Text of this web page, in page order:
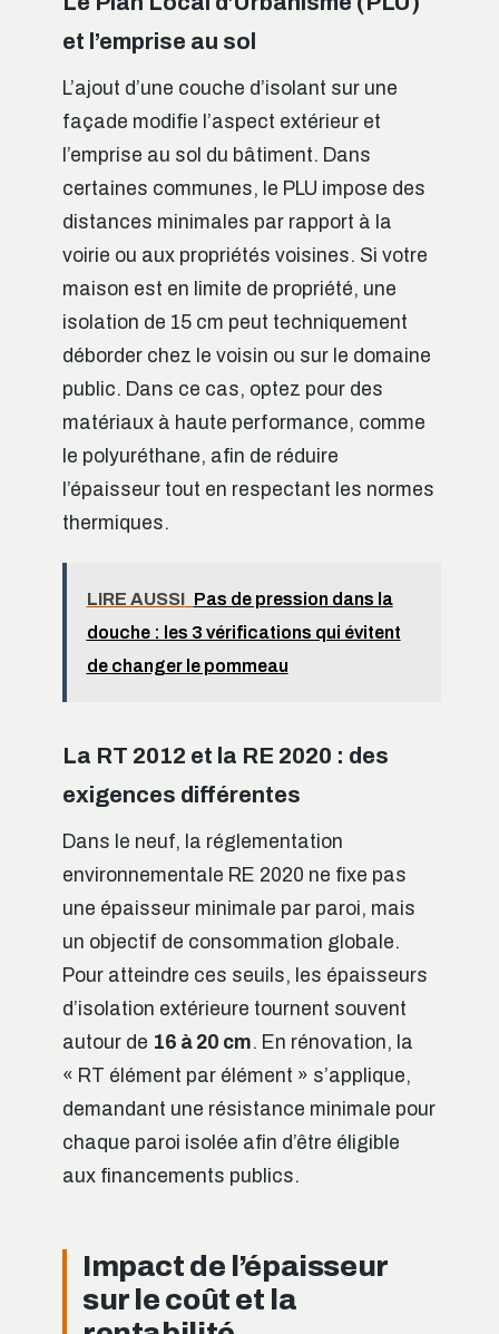
et l’emprise au sol
L’ajout d’une couche d’isolant sur une
façade modifie l’aspect extérieur et
l’emprise au sol du bâtiment. Dans
certaines communes, le PLU impose des
distances minimales par rapport à la
voirie ou aux propriétés voisines. Si votre
maison est en limite de propriété, une
isolation de 15 cm peut techniquement
déborder chez le voisin ou sur le domaine
public. Dans ce cas, optez pour des
matériaux à haute performance, comme
le polyuréthane, afin de réduire
l’épaisseur tout en respectant les normes
thermiques.
LIRE AUSSI Pas de pression dans la
douche : les 3 vérifications qui évitent
de changer le pommeau
La RT 2012 et la RE 2020 : des
exigences différentes
Dans le neuf, la réglementation
environnementale RE 2020 ne fixe pas
une épaisseur minimale par paroi, mais
un objectif de consommation globale.
Pour atteindre ces seuils, les épaisseurs
d’isolation extérieure tournent souvent
autour de 16 à 20 cm. En rénovation, la
« RT élément par élément » s’applique,
demandant une résistance minimale pour
chaque paroi isolée afin d’être éligible
aux financements publics.
Impact de l’épaisseur
sur le coût et la